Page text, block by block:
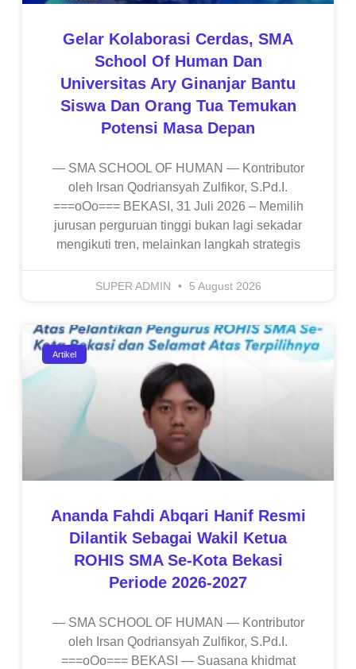
Gelar Kolaborasi Cerdas, SMA
School Of Human Dan
Universitas Ary Ginanjar Bantu
Siswa Dan Orang Tua Temukan
Potensi Masa Depan
— SMA SCHOOL OF HUMAN — Kontributor
oleh Irsan Qodriansyah Zulfikor, S.Pd.I.
===oOo=== BEKASI, 31 Juli 2026 – Memilih
jurusan perguruan tinggi bukan lagi sekadar
mengikuti tren, melainkan langkah strategis
SUPER ADMIN 5 August 2026
Artikel
Ananda Fahdi Abqari Hanif Resmi
Dilantik Sebagai Wakil Ketua
ROHIS SMA Se-Kota Bekasi
Periode 2026-2027
— SMA SCHOOL OF HUMAN — Kontributor
oleh Irsan Qodriansyah Zulfikor, S.Pd.I.
===oOo=== BEKASI — Suasana khidmat